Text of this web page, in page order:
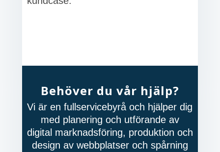
Behöver du vår hjälp?
Vi är en fullservicebyrå och hjälper dig
med planering och utförande av
digital marknadsföring, produktion och
design av webbplatser och spårning